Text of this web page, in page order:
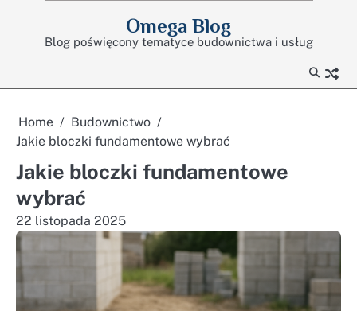
Omega Blog
Blog poświęcony tematyce budownictwa i usług
Home
Budownictwo
Jakie bloczki fundamentowe wybrać
Jakie bloczki fundamentowe
wybrać
22 listopada 2025